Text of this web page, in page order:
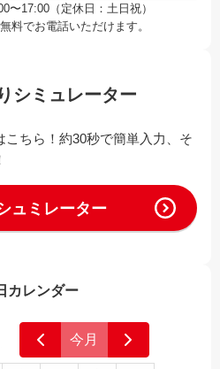
〜17:00（定休日：土日祝）
料でお電話いただけます。
シミュレーター
ちら！約30秒で簡単入力、そ
ュミレーター
カレンダー
今月